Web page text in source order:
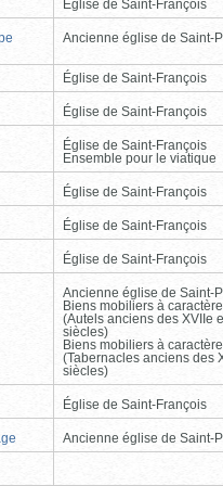
Église de Saint-François
Ancienne église de Saint-
Église de Saint-François
Église de Saint-François
Église de Saint-François
Ensemble pour le viatique
Église de Saint-François
Église de Saint-François
Église de Saint-François
Ancienne église de Saint-
Biens mobiliers à
(Autels anciens des XVIIe
siècles)
Biens mobiliers à
(Tabernacles anciens des
siècles)
Église de Saint-François
Ancienne église de Saint-